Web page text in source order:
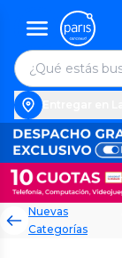
Nuevas
Categorías